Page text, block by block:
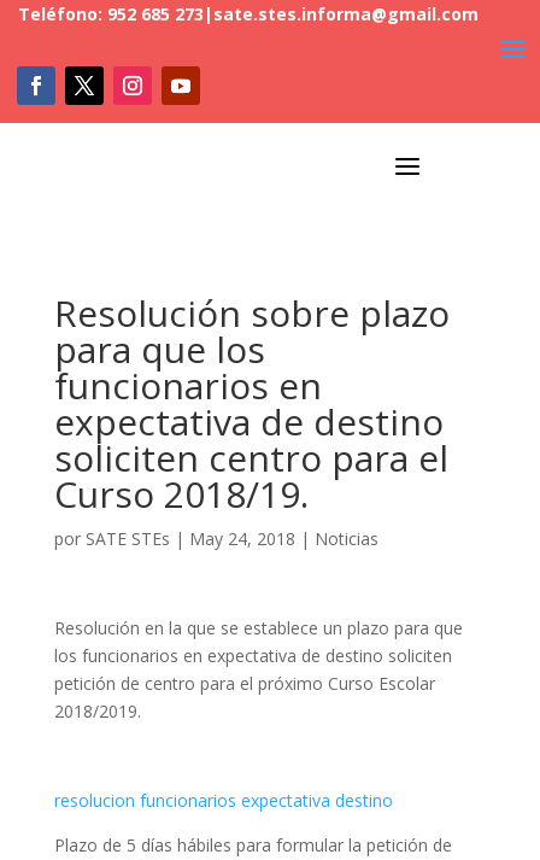
Teléfono: 952 685 273 | sate.stes.informa@gmail.com
a
Resolución sobre plazo
para que los
funcionarios en
expectativa de destino
soliciten centro para el
Curso 2018/19.
por SATE STEs | May 24, 2018 | Noticias
Resolución en la que se establece un plazo para que
los funcionarios en expectativa de destino soliciten
petición de centro para el próximo Curso Escolar
2018/2019.
resolucion funcionarios expectativa destino
Plazo de 5 días hábiles para formular la petición de